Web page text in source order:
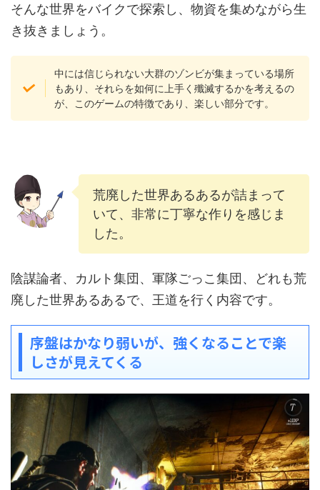
そんな世界をバイクで探索し、物資を集めながら生
き抜きましょう。
中には信じられない大群のゾンビが集まっている場所
もあり、それらを如何に上手く殲滅するかを考えるの
が、このゲームの特徴であり、楽しい部分です。
荒廃した世界あるあるが詰まって
いて、非常に丁寧な作りを感じま
した。
陰謀論者、カルト集団、軍隊ごっこ集団、どれも荒
廃した世界あるあるで、王道を行く内容です。
序盤はかなり弱いが、強くなることで楽
しさが見えてくる